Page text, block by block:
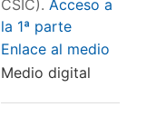
CSIC). Acceso a
la 1ª parte
Enlace al medio
Medio digital